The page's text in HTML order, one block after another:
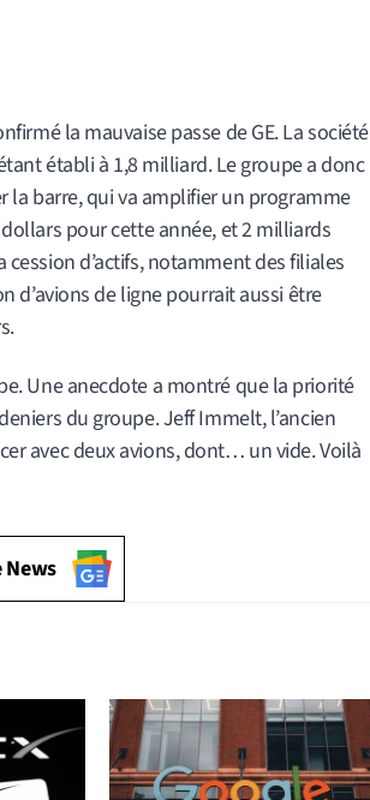
la mauvaise passe de GE. La société
établi à 1,8 milliard. Le groupe a donc
la barre, qui va amplifier un programme
pour cette année, et 2 milliards
d’actifs, notamment des filiales
d’avions de ligne pourrait aussi être
Une anecdote a montré que la priorité
du groupe. Jeff Immelt, l’ancien
avec deux avions, dont… un vide. Voilà
News